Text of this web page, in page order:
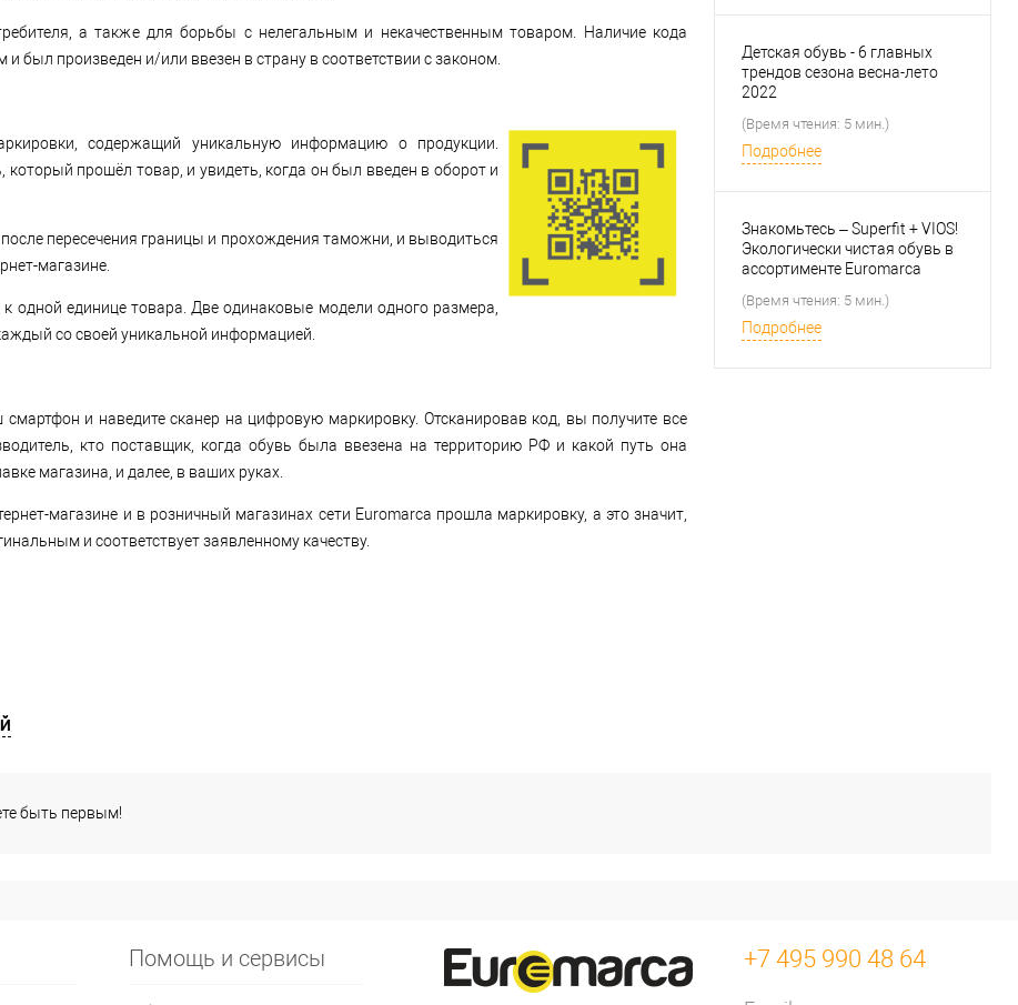
а также для борьбы с нелегальным и некачественным товаром. Наличие кода
был произведен и/или ввезен в страну в соответствии с законом.
содержащий уникальную информацию о продукции.
который прошёл товар, и увидеть, когда он был введен в оборот и
пересечения границы и прохождения таможни, и выводиться
магазине.
единице товара. Две одинаковые модели одного размера,
со своей уникальной информацией.
и наведите сканер на цифровую маркировку. Отсканировав код, вы получите все
кто поставщик, когда обувь была ввезена на территорию РФ и какой путь она
магазина, и далее, в ваших руках.
магазине и в розничный магазинах сети Euromarca прошла маркировку, а это значит,
и соответствует заявленному качеству.
Детская обувь - 6 главных
трендов сезона весна-лето
2022
(Время чтения: 5 мин.)
Подробнее
Знакомьтесь – Superfit + VIOS!
Экологически чистая обувь в
ассортименте Euromarca
(Время чтения: 5 мин.)
Подробнее
быть первым!
Помощь и сервисы +7 495 990 48 64